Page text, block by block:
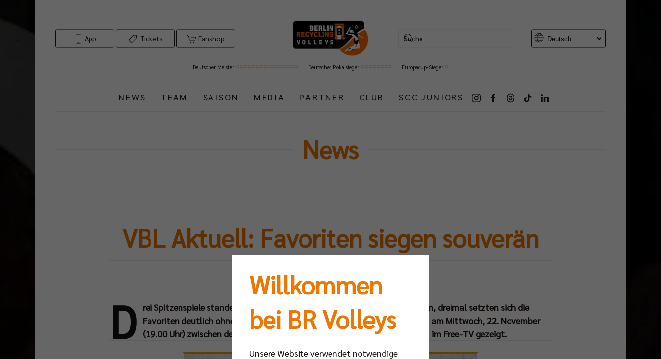
App Tickets Fanshop
Deutscher Meister Deutscher Pokalsieger Europacup-Sieger
NEWS TEAM SAISON MEDIA PARTNER CLUB SCC JUNIORS
News
VBL Aktuell: Favoriten siegen souverän
D rei Spitzenspiele standen am vergangenen Wochenende auf dem Programm, dreimal setzten sich die
Favoriten deutlich ohne Satzverlust durch. Das Top-Spiel der Woche steigt am Mittwoch, 22. November
(19.00 Uhr) zwischen den United Volleys und Berlin und wird live bei SPORT1 im Free-TV gezeigt.
Willkommen
bei BR Volleys
Unsere Website verwendet notwendige